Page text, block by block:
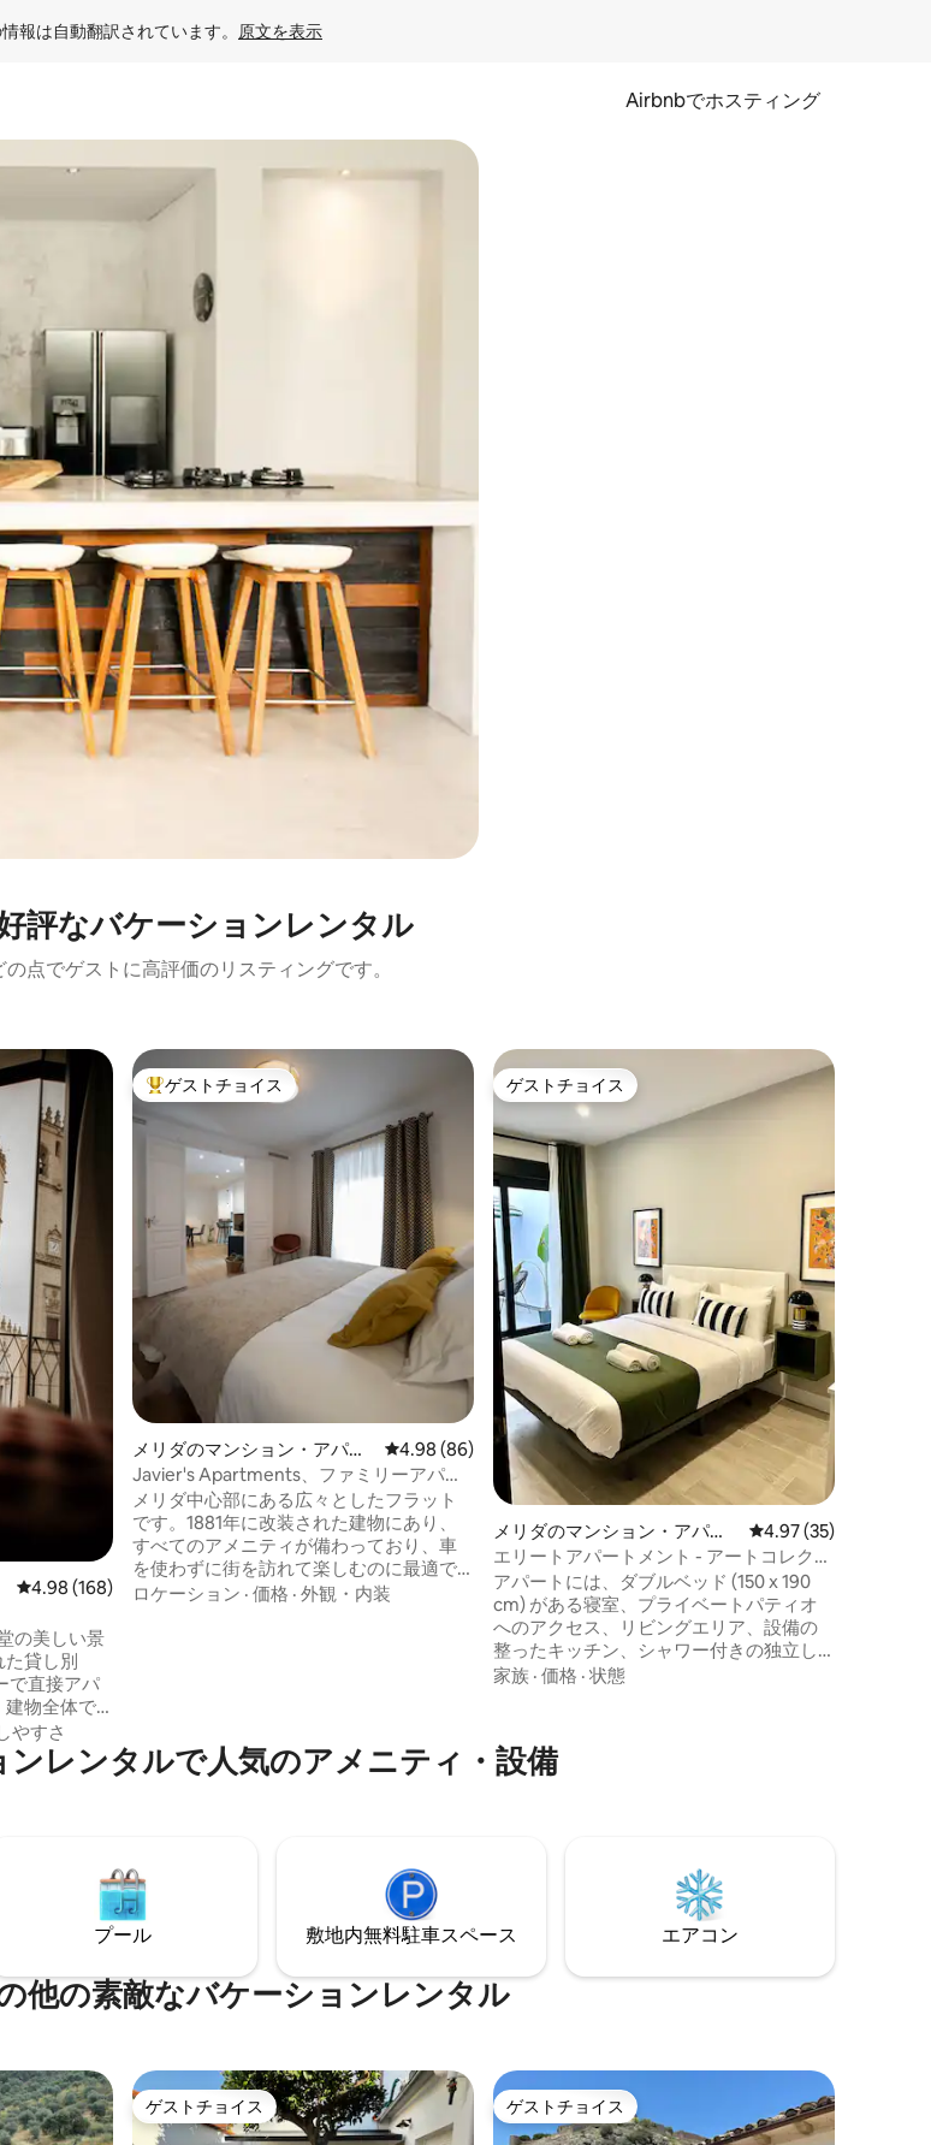
報は自動翻訳されています。 原文を表示
Airbnbでホスティング
ッチまたはスワイプして検索結果を確認することができます。
評なバケーションレンタル
点でゲストに高評価のリスティングです。
レビュー168件、5つ星中4.98つ星の平均評価
4.98 (168)
貸し別
建物全体で
バシーと
） サン
できる可
やすさ
大好評のゲストチョイスです。
ゲストチョイス
メリダのマンション・アパー
ト
レビュー86件、5つ星中4.98つ星の平均評価
4.98 (86)
Javier's Apartments、ファミリーアパー
トメント
メリダ中心部にある広々としたフラット
です。1881年に改装された建物にあり、
すべてのアメニティが備わっており、車
を使わずに街を訪れて楽しむのに最適で
す。 この宿泊施設は4棟のフラットで構成
ベッドリネンとタオル、バスルームアメ
ニティ、コーヒーと紅茶のカプセルが含
ロケーション · 価格 · 外観・内装
ゲストチョイス
ゲストチョイス
メリダのマンション・アパー
ト
レビュー35件、5つ
4.97 (35)
エリートアパートメント - アートコレクシ
ョン - グスタフ、グ...
アパートには、ダブルベッド (150 x 190
cm) がある寝室、プライベートパティオ
へのアクセス、リビングエリア、設備の
整ったキッチン、シャワー付きの独立し
たバスルームがあります。アパートメン
あります。ご予約のゲストが 3 名以下の場
合、ソファーベッドの組み立ては含まれ
家族 · 価格 · 状態
レンタルで人気のアメニティ・設備
プール 敷地内無料駐⁠車ス⁠ペ⁠ー⁠ス エアコン
他の素敵なバケーションレンタル
。 ゲストチョイス
ゲストチョイス ゲストチョイス
ゲストチョイス